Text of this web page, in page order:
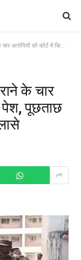
में किया पेश, पूछताछ में हो सकते हैं कई अहम खुलासे
के चार
पेश, पूछताछ